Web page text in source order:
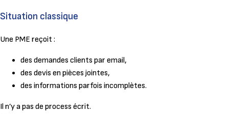
Situation classique
Une PME reçoit :
des demandes clients par email,
des devis en pièces jointes,
des informations parfois incomplètes.
Il n’y a pas de process écrit.